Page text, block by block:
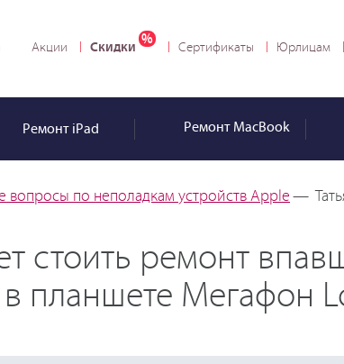
Акции Скидки Сертификаты Юрлицам
РемонтiPad Ремонт MacBook
вопросы по неполадкам устройств Apple —
стоить ремонт
планшете Мегафон